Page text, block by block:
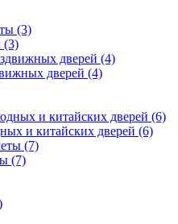
(3)
дверей (4)
и китайских дверей (6)
(7)